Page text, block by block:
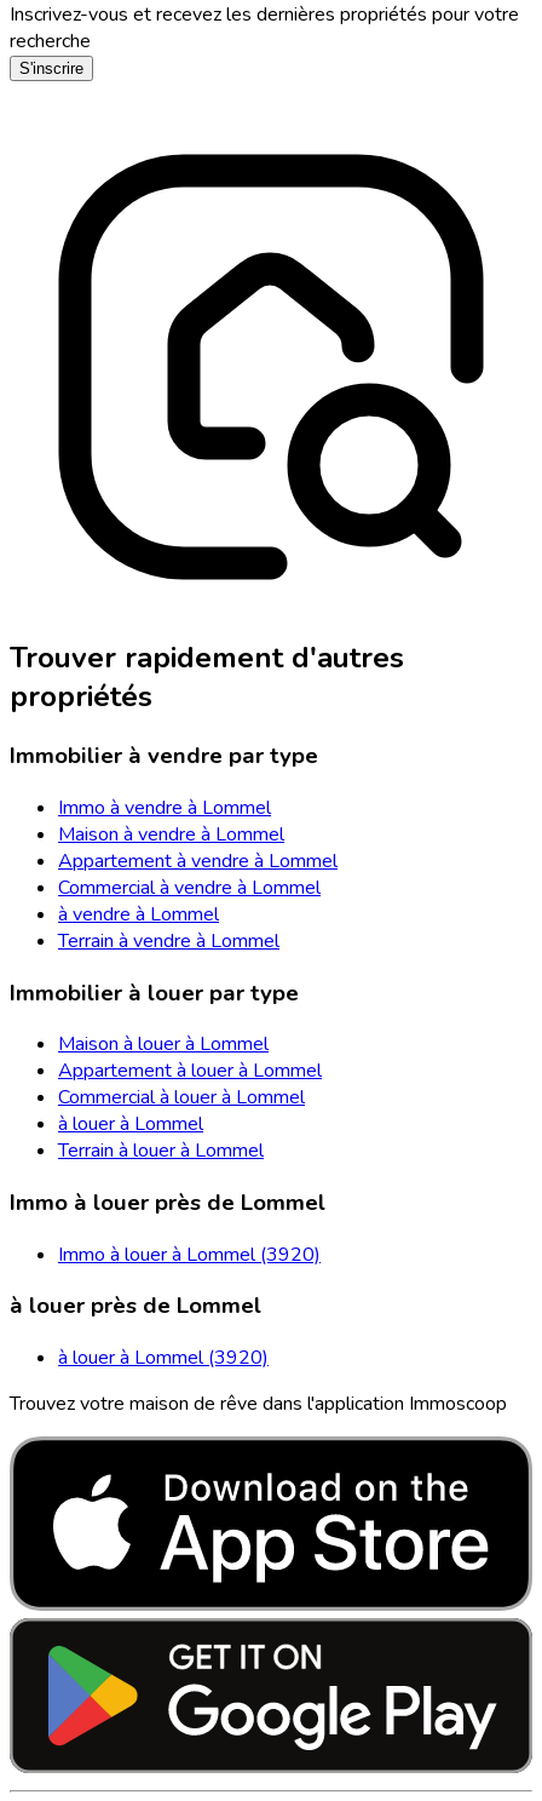
Inscrivez-vous et recevez les dernières propriétés pour votre
recherche
S'inscrire
Trouver rapidement d'autres
propriétés
Immobilier à vendre par type
Immo à vendre à Lommel
Maison à vendre à Lommel
Appartement à vendre à Lommel
Commercial à vendre à Lommel
à vendre à Lommel
Terrain à vendre à Lommel
Immobilier à louer par type
Maison à louer à Lommel
Appartement à louer à Lommel
Commercial à louer à Lommel
à louer à Lommel
Terrain à louer à Lommel
Immo à louer près de Lommel
Immo à louer à Lommel (3920)
à louer près de Lommel
à louer à Lommel (3920)
Trouvez votre maison de rêve dans l'application Immoscoop